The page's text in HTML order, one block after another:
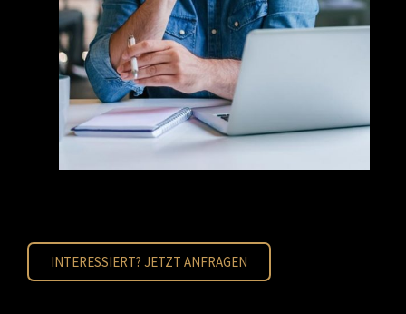
INTERESSIERT? JETZT ANFRAGEN